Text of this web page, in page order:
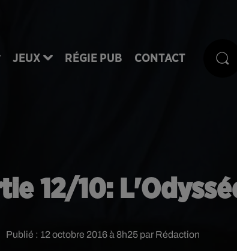
JEUX RÉGIE PUB CONTACT
12/10:
Publié : 12 octobre 2016 à 8h25 par Rédaction